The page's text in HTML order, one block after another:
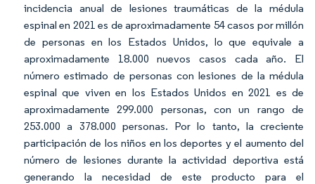
incidencia anual de lesiones traumáticas de la médula
espinal en 2021 es de aproximadamente 54 casos por millón
de personas en los Estados Unidos, lo que equivale a
aproximadamente 18.000 nuevos casos cada año. El
número estimado de personas con lesiones de la médula
espinal que viven en los Estados Unidos en 2021 es de
aproximadamente 299.000 personas, con un rango de
253.000 a 378.000 personas. Por lo tanto, la creciente
participación de los niños en los deportes y el aumento del
número de lesiones durante la actividad deportiva está
generando la necesidad de este producto para el